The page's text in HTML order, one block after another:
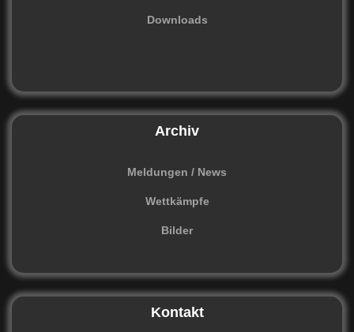
Downloads
Archiv
Meldungen / News
Wettkämpfe
Bilder
Kontakt